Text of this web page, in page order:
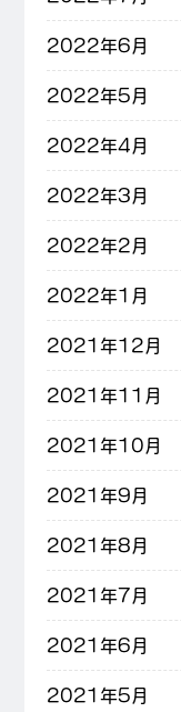
2022年6月
2022年5月
2022年4月
2022年3月
2022年2月
2022年1月
2021年12月
2021年11月
2021年10月
2021年9月
2021年8月
2021年7月
2021年6月
2021年5月